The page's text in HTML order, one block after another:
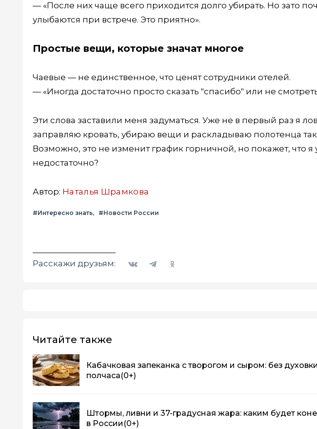
— «После них чаще всего приходится долго убирать. Но зато
улыбаются при встрече. Это приятно».
Простые вещи, которые значат многое
Чаевые — не единственное, что ценят сотрудники отелей.
— «Иногда достаточно просто сказать "спасибо" или не
Эти слова заставили меня задуматься. Уже не в первый раз я
заправляю кровать, убираю вещи и раскладываю полотенца
Возможно, это не изменит график горничной, но покажет, что я
недостаточно?
Автор: Наталья Шрамкова
#Интересно знать #Новости России
Расскажи друзьям:
Читайте также
Кабачковая запеканка с творогом и сыром: без
полчаса(0+)
Штормы, ливни и 37-градусная жара: каким будет
в России (0+)